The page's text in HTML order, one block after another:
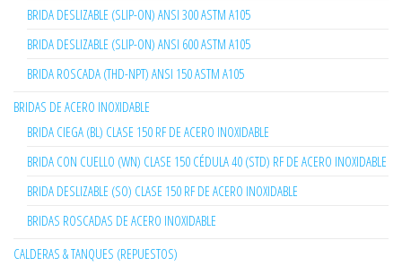
BRIDA DESLIZABLE (SLIP-ON) ANSI 300 ASTM A105
BRIDA DESLIZABLE (SLIP-ON) ANSI 600 ASTM A105
BRIDA ROSCADA (THD-NPT) ANSI 150 ASTM A105
BRIDAS DE ACERO INOXIDABLE
BRIDA CIEGA (BL) CLASE 150 RF DE ACERO INOXIDABLE
BRIDA CON CUELLO (WN) CLASE 150 CÉDULA 40 (STD) RF DE ACERO INOXIDABLE
BRIDA DESLIZABLE (SO) CLASE 150 RF DE ACERO INOXIDABLE
BRIDAS ROSCADAS DE ACERO INOXIDABLE
CALDERAS & TANQUES (REPUESTOS)